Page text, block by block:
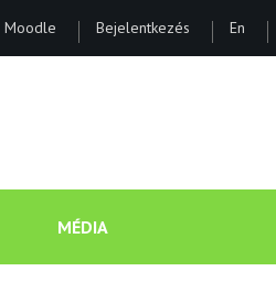
Moodle Bejelentkezés En
MÉDIA